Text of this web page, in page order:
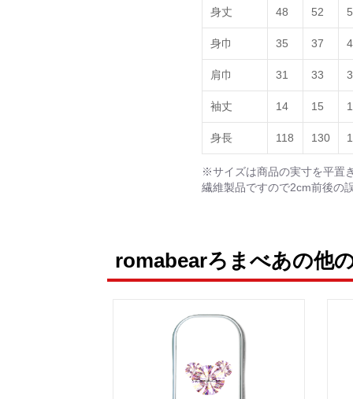
身丈 48 52
身巾 35 37
肩巾 31 33
袖丈 14 15
身長 118 130
※サイズは商品の実寸を平置
繊維製品ですので2cm前後の
romabearろまべあの他